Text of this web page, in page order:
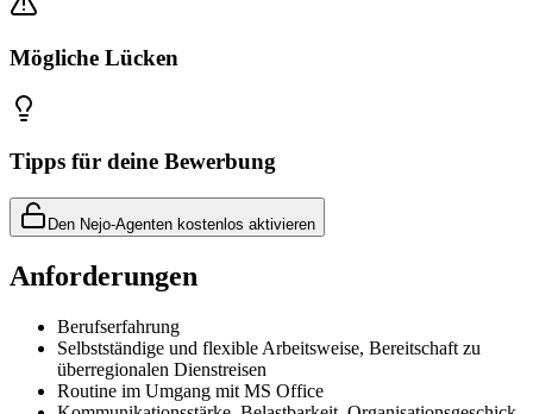
Mögliche Lücken
Tipps für deine Bewerbung
Den Nejo-Agenten kostenlos aktivieren
Anforderungen
Berufserfahrung
Selbstständige und flexible Arbeitsweise, Bereitschaft zu
überregionalen Dienstreisen
Routine im Umgang mit MS Office